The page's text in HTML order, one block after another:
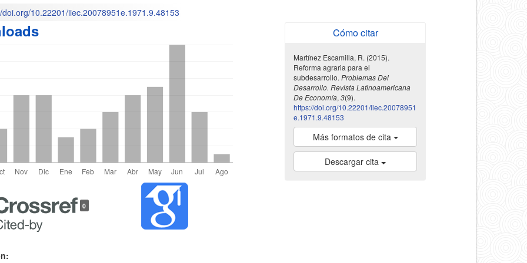
doi.org/10.22201/iiec.20078951e.1971.9.48153
0
Cómo citar
Martínez Escamilla, R. (2015).
Reforma agraria para el
subdesarrollo. Problemas Del
Desarrollo. Revista Latinoamericana
De Economía, 3(9).
https://doi.org/10.22201/iiec.20078951
e.1971.9.48153
Más formatos de cita
Descargar cita